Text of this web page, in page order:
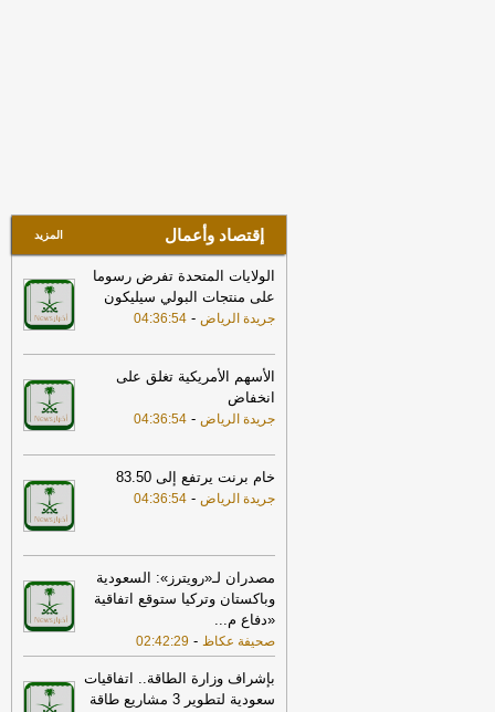
إقتصاد وأعمال المزيد
الولايات المتحدة تفرض رسوما
على منتجات البولي سيليكون
جريدة الرياض -
04:36:54
الأسهم الأمريكية تغلق على
انخفاض
جريدة الرياض -
04:36:54
خام برنت يرتفع إلى 83.50
جريدة الرياض -
04:36:54
مصدران لـ«رويترز»: السعودية
وباكستان وتركيا ستوقع اتفاقية
«دفاع م...
صحيفة عكاظ -
02:42:29
بإشراف وزارة الطاقة.. اتفاقيات
سعودية لتطوير 3 مشاريع طاقة